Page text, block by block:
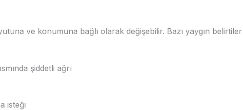
ve konumuna bağlı olarak değişebilir. Bazı yaygın belirtiler
şiddetli ağrı
isteği